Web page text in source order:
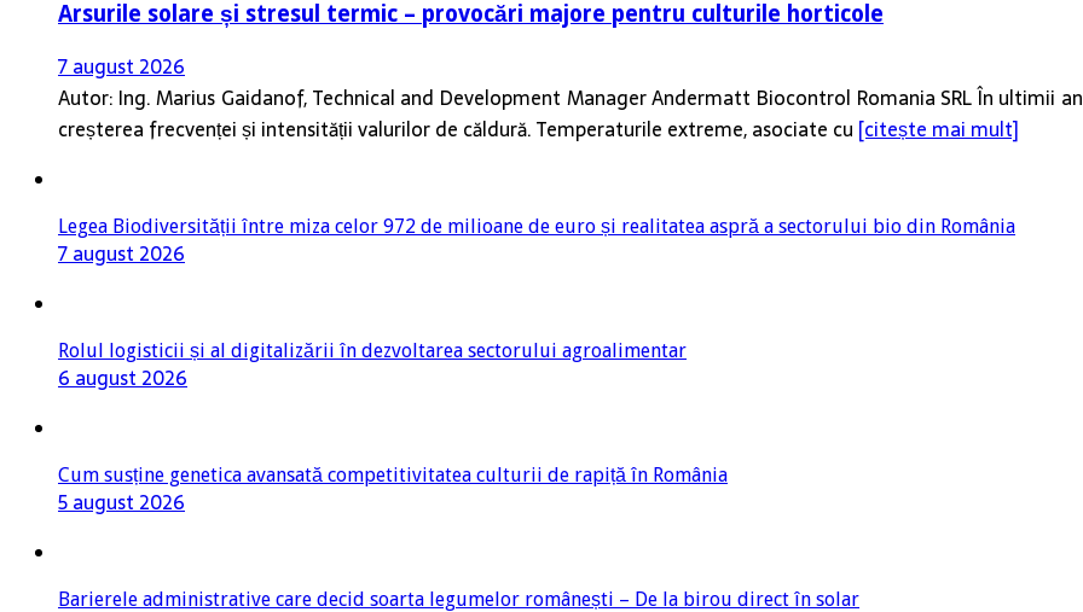
Arsurile solare și stresul termic – provocări majore pentru culturile horticole
7 august 2026
Autor: Ing. Marius Gaidanof, Technical and Development Manager Andermatt Biocontrol Romania SRL În ultimii
creșterea frecvenței și intensității valurilor de căldură. Temperaturile extreme, asociate cu [citește mai mult]
Legea Biodiversității între miza celor 972 de milioane de euro și realitatea aspră a sectorului bio din România
7 august 2026
Rolul logisticii și al digitalizării în dezvoltarea sectorului agroalimentar
6 august 2026
Cum susține genetica avansată competitivitatea culturii de rapiță în România
5 august 2026
Barierele administrative care decid soarta legumelor românești – De la birou direct în solar